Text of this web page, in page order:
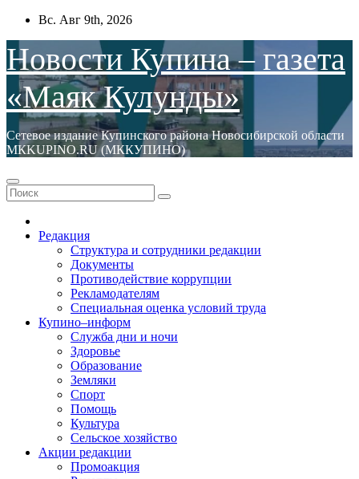
Перейти
содержимому
Вс. Авг 9th, 2026
Новости Купина – газета
«Маяк Кулунды»
Сетевое издание Купинского района Новосибирской области
МКKUPINO.RU (МККУПИНО)
Редакция
Структура и сотрудники редакции
Документы
Противодействие коррупции
Рекламодателям
Специальная оценка условий труда
Купино–информ
Служба дни и ночи
Здоровье
Образование
Земляки
Спорт
Помощь
Культура
Сельское хозяйство
Акции редакции
Промоакция